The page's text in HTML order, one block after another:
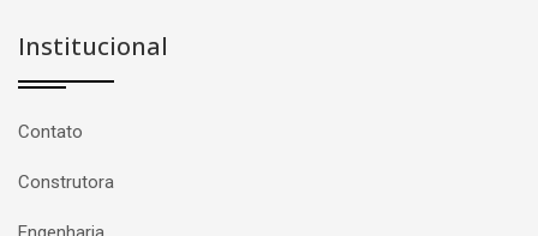
Institucional
Contato
Construtora